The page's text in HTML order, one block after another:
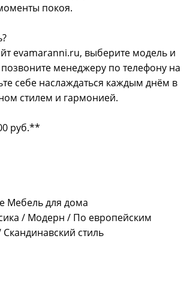
покоя.
evamaranni.ru, выберите модель и
менеджеру по телефону на
себе наслаждаться каждым днём в
стилем и гармонией.
руб.**
Мебель для дома
/ Модерн / По европейским
Скандинавский стиль